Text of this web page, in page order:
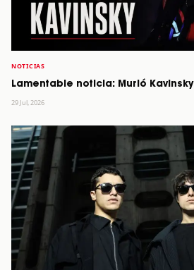
NOTICIAS
Lamentable noticia: Murió Kavinsky
29 Jul, 2026